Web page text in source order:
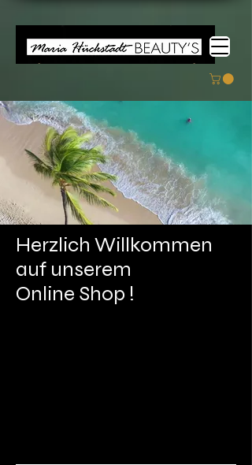
Herzlich Willkommen
auf unserem
Online Shop !